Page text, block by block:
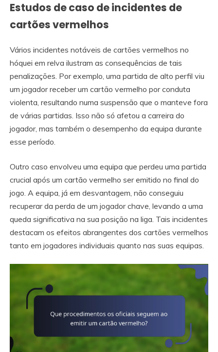
Estudos de caso de incidentes de
cartões vermelhos
Vários incidentes notáveis de cartões vermelhos no
hóquei em relva ilustram as consequências de tais
penalizações. Por exemplo, uma partida de alto perfil viu
um jogador receber um cartão vermelho por conduta
violenta, resultando numa suspensão que o manteve fora
de várias partidas. Isso não só afetou a carreira do
jogador, mas também o desempenho da equipa durante
esse período.
Outro caso envolveu uma equipa que perdeu uma partida
crucial após um cartão vermelho ser emitido no final do
jogo. A equipa, já em desvantagem, não conseguiu
recuperar da perda de um jogador chave, levando a uma
queda significativa na sua posição na liga. Tais incidentes
destacam os efeitos abrangentes dos cartões vermelhos
tanto em jogadores individuais quanto nas suas equipas.